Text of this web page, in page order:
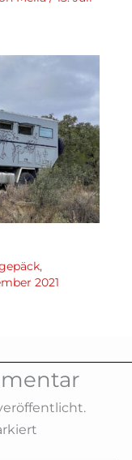
,
2021